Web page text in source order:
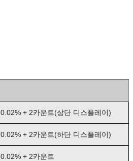
0.02% + 2카운트(상단 디스플레이)
0.02% + 2카운트(하단 디스플레이)
0.02% + 2카운트